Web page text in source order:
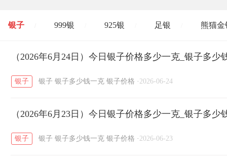
银子 999银 925银 足银 熊猫金
开国纪念币 大清银币 / 长城币 / 老
菜百 周生生 周大生
六福 / 金至尊 潮宏基 / 亚一金店 /
（2026年6月24日）今日银子价格多少一克_银子多少
银子 银子 银子多少钱一克 银子价格 · 2026-06-24
（2026年6月23日）今日银子价格多少一克_银子多少
银子 银子 银子多少钱一克 银子价格 · 2026-06-23